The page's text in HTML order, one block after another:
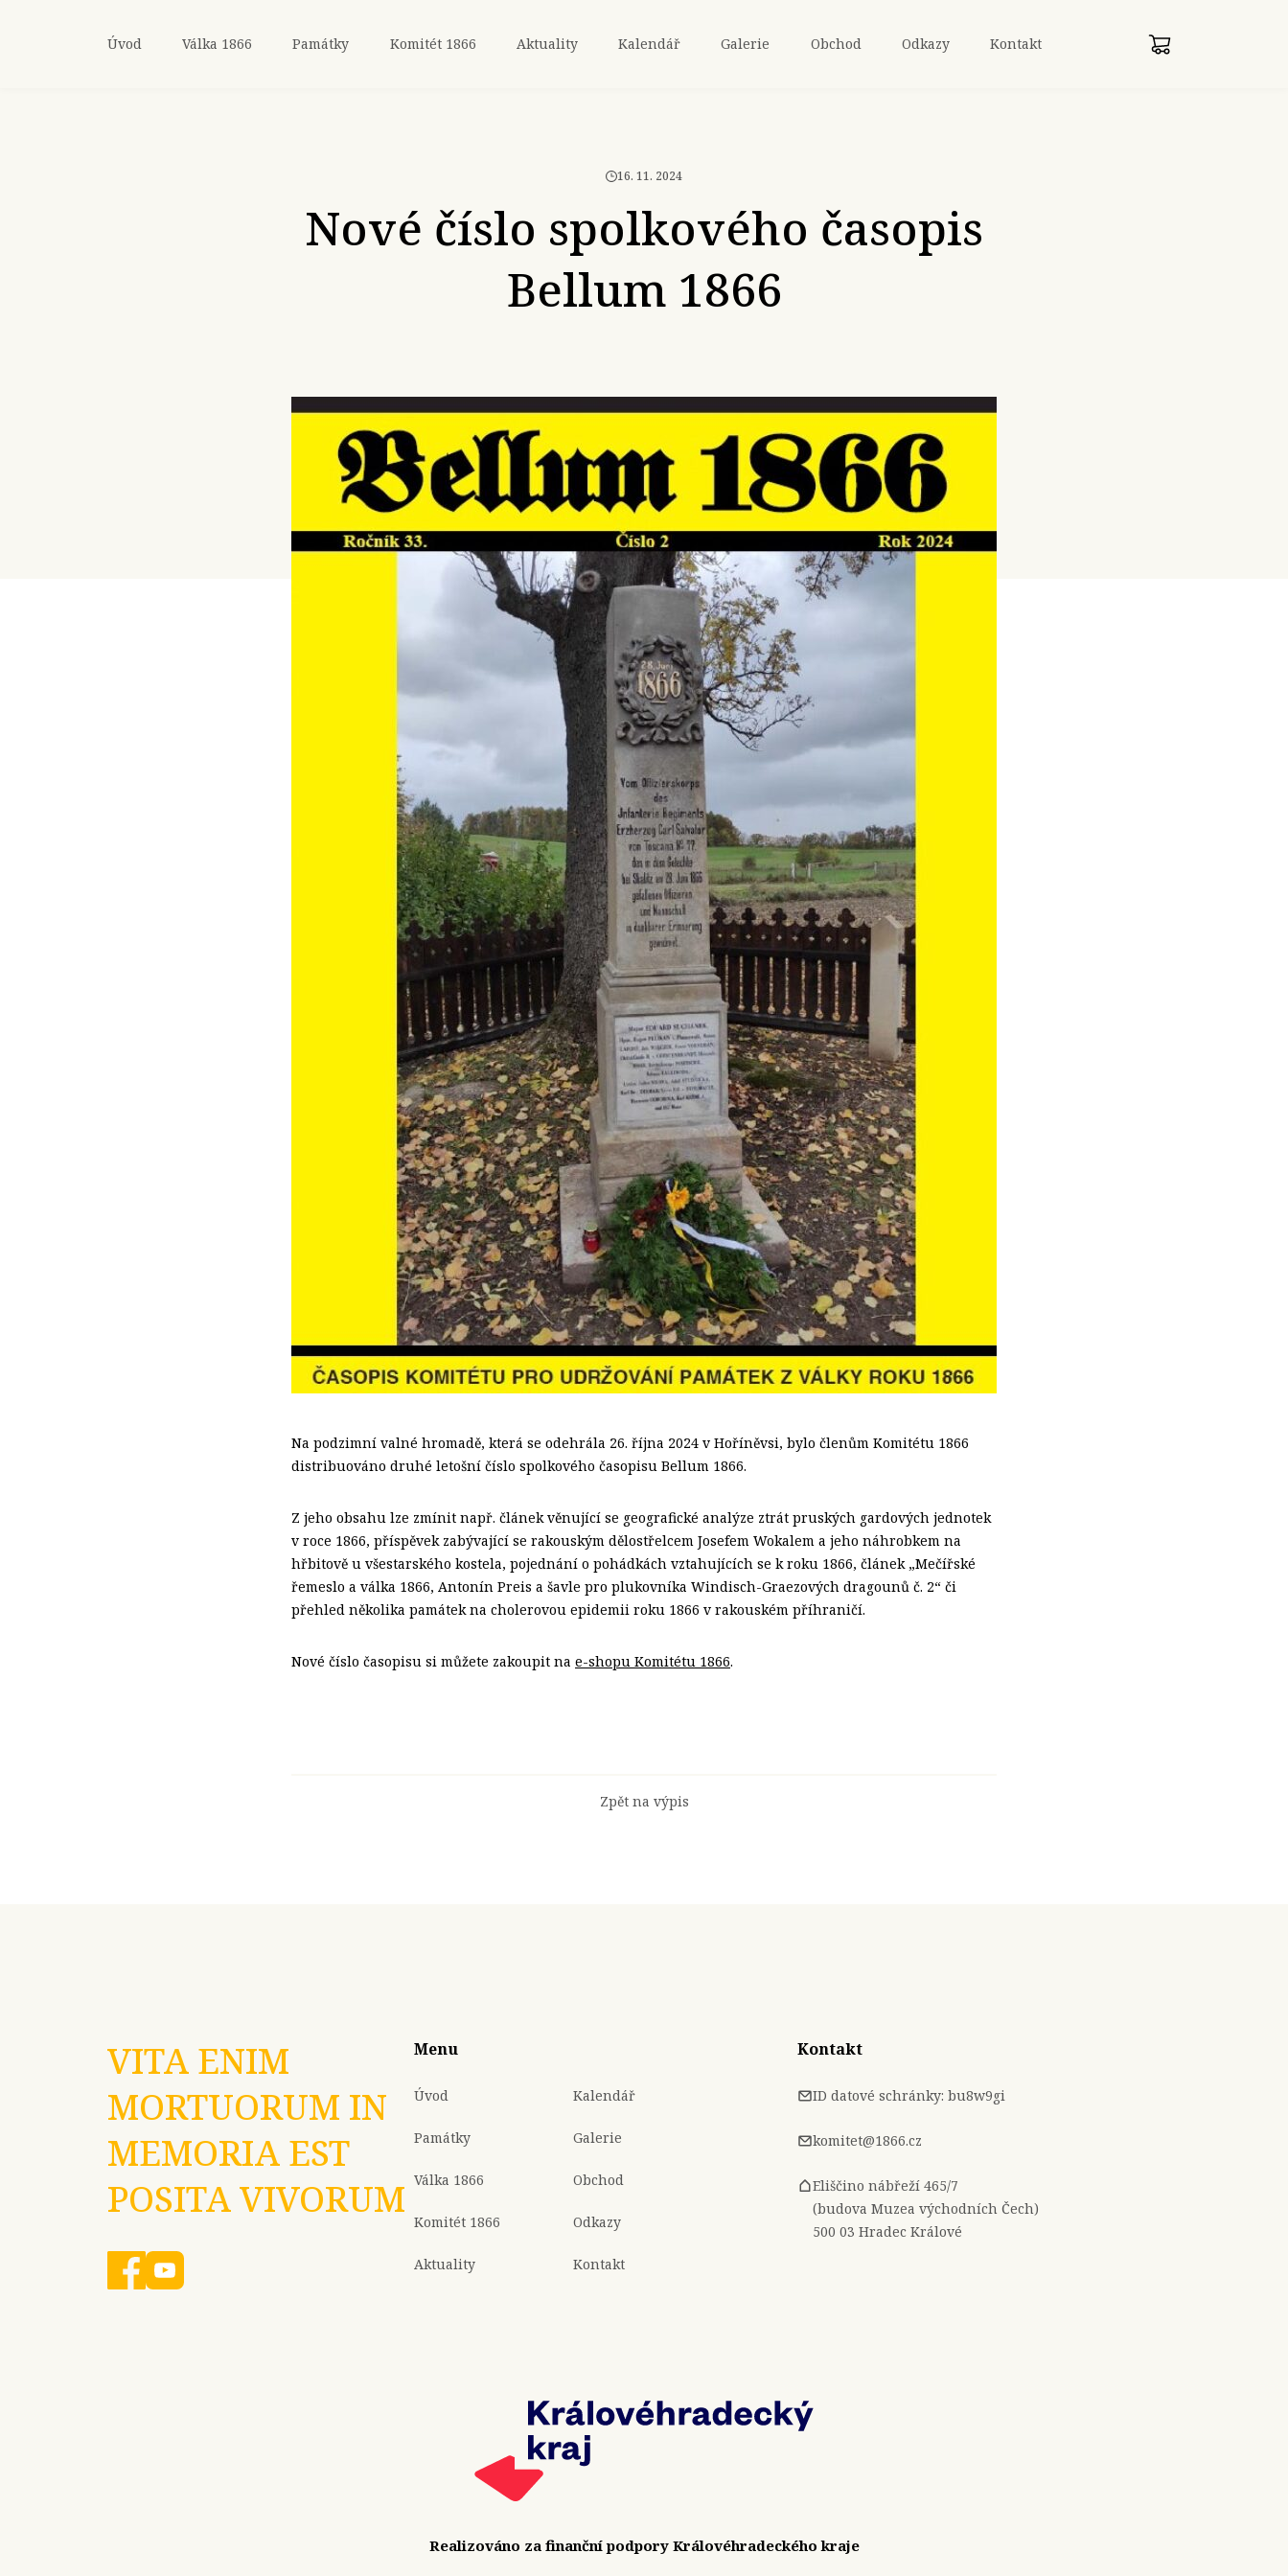
Úvod Válka 1866 Památky Komitét 1866 Aktuality Kalendář Galerie Obchod Odkazy Kontakt
16. 11. 2024
Nové číslo spolkového časopis
Bellum 1866
Na podzimní valné hromadě, která se odehrála 26. října 2024 v Hoříněvsi, bylo členům Komitétu 1866
distribuováno druhé letošní číslo spolkového časopisu Bellum 1866.
Z jeho obsahu lze zmínit např. článek věnující se geografické analýze ztrát pruských gardových jednotek
v roce 1866, příspěvek zabývající se rakouským dělostřelcem Josefem Wokalem a jeho náhrobkem na
hřbitově u všestarského kostela, pojednání o pohádkách vztahujících se k roku 1866, článek „Mečířské
řemeslo a válka 1866, Antonín Preis a šavle pro plukovníka Windisch-Graezových dragounů č. 2“ či
přehled několika památek na cholerovou epidemii roku 1866 v rakouském příhraničí.
Nové číslo časopisu si můžete zakoupit na e-shopu Komitétu 1866.
Zpět na výpis
VITA ENIM
MORTUORUM IN
MEMORIA EST
POSITA VIVORUM
Menu
Úvod
Památky
Válka 1866
Komitét 1866
Aktuality
Kalendář
Galerie
Obchod
Odkazy
Kontakt
Kontakt
ID datové schránky: bu8w9gi
komitet@1866.cz
Eliščino nábřeží 465/7
(budova Muzea východních Čech)
500 03 Hradec Králové
Realizováno za finanční podpory Královéhradeckého kraje